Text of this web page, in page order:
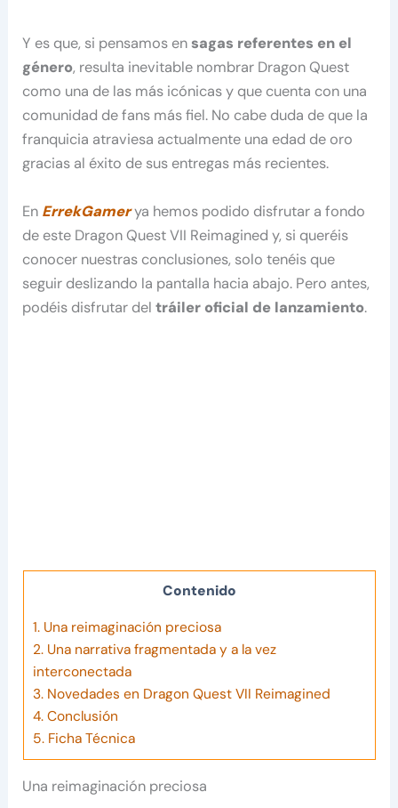
Y es que, si pensamos ensagas referentes en el
género, resulta inevitable nombrar Dragon Quest
como una de las más icónicas y que cuenta con una
comunidad de fans más fiel. No cabe duda de que la
franquicia atraviesa actualmente una edad de oro
gracias al éxito de sus entregas más recientes.
En ErrekGamerya hemos podido disfrutar a fondo
de este Dragon Quest VII Reimagined y, si queréis
conocer nuestras conclusiones, solo tenéis que
seguir deslizando la pantalla hacia abajo. Pero antes,
podéis disfrutar deltráiler oficial de lanzamiento.
Contenido
1.Una reimaginación preciosa
2.Una narrativa fragmentada y a la vez
interconectada
3.Novedades en Dragon Quest VII Reimagined
4.Conclusión
5.Ficha Técnica
Una reimaginación preciosa